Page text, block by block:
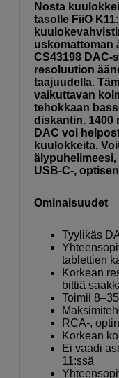
Nosta
tasolle FiiO
uskomattoman
CS43198
resoluution
taajuudella.
vaikuttavan
tehokkaan
diskantin. 1400
DAC voi
kuulokkeita.
USB-C-,
Ominaisuudet
Tyylikäs
tablettien
Korkean
bittiä
Toimii
RCA-,
Korkean
Ei vaadi
11:ssä